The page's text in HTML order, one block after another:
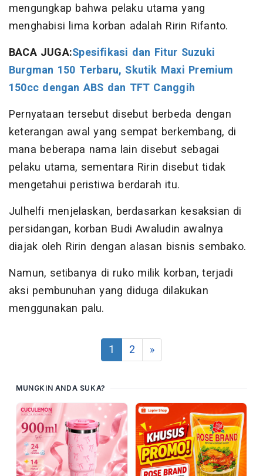
mengungkap bahwa pelaku utama yang
menghabisi lima korban adalah Ririn Rifanto.
BACA JUGA:Spesifikasi dan Fitur Suzuki
Burgman 150 Terbaru, Skutik Maxi Premium
150cc dengan ABS dan TFT Canggih
Pernyataan tersebut disebut berbeda dengan
keterangan awal yang sempat berkembang, di
mana beberapa nama lain disebut sebagai
pelaku utama, sementara Ririn disebut tidak
mengetahui peristiwa berdarah itu.
Julhelfi menjelaskan, berdasarkan kesaksian di
persidangan, korban Budi Awaludin awalnya
diajak oleh Ririn dengan alasan bisnis sembako.
Namun, setibanya di ruko milik korban, terjadi
aksi pembunuhan yang diduga dilakukan
menggunakan palu.
1 2 »